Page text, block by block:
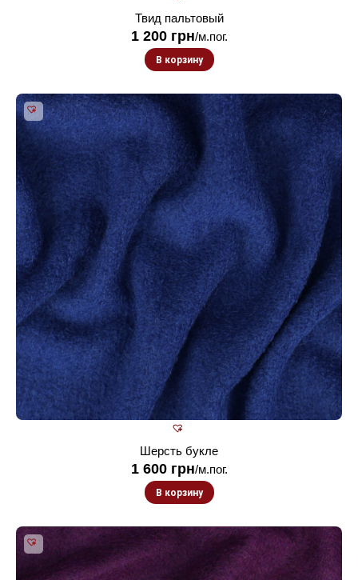
Твид пальтовый
1 200 грн/м.пог.
В корзину
Шерсть букле
1 600 грн/м.пог.
В корзину